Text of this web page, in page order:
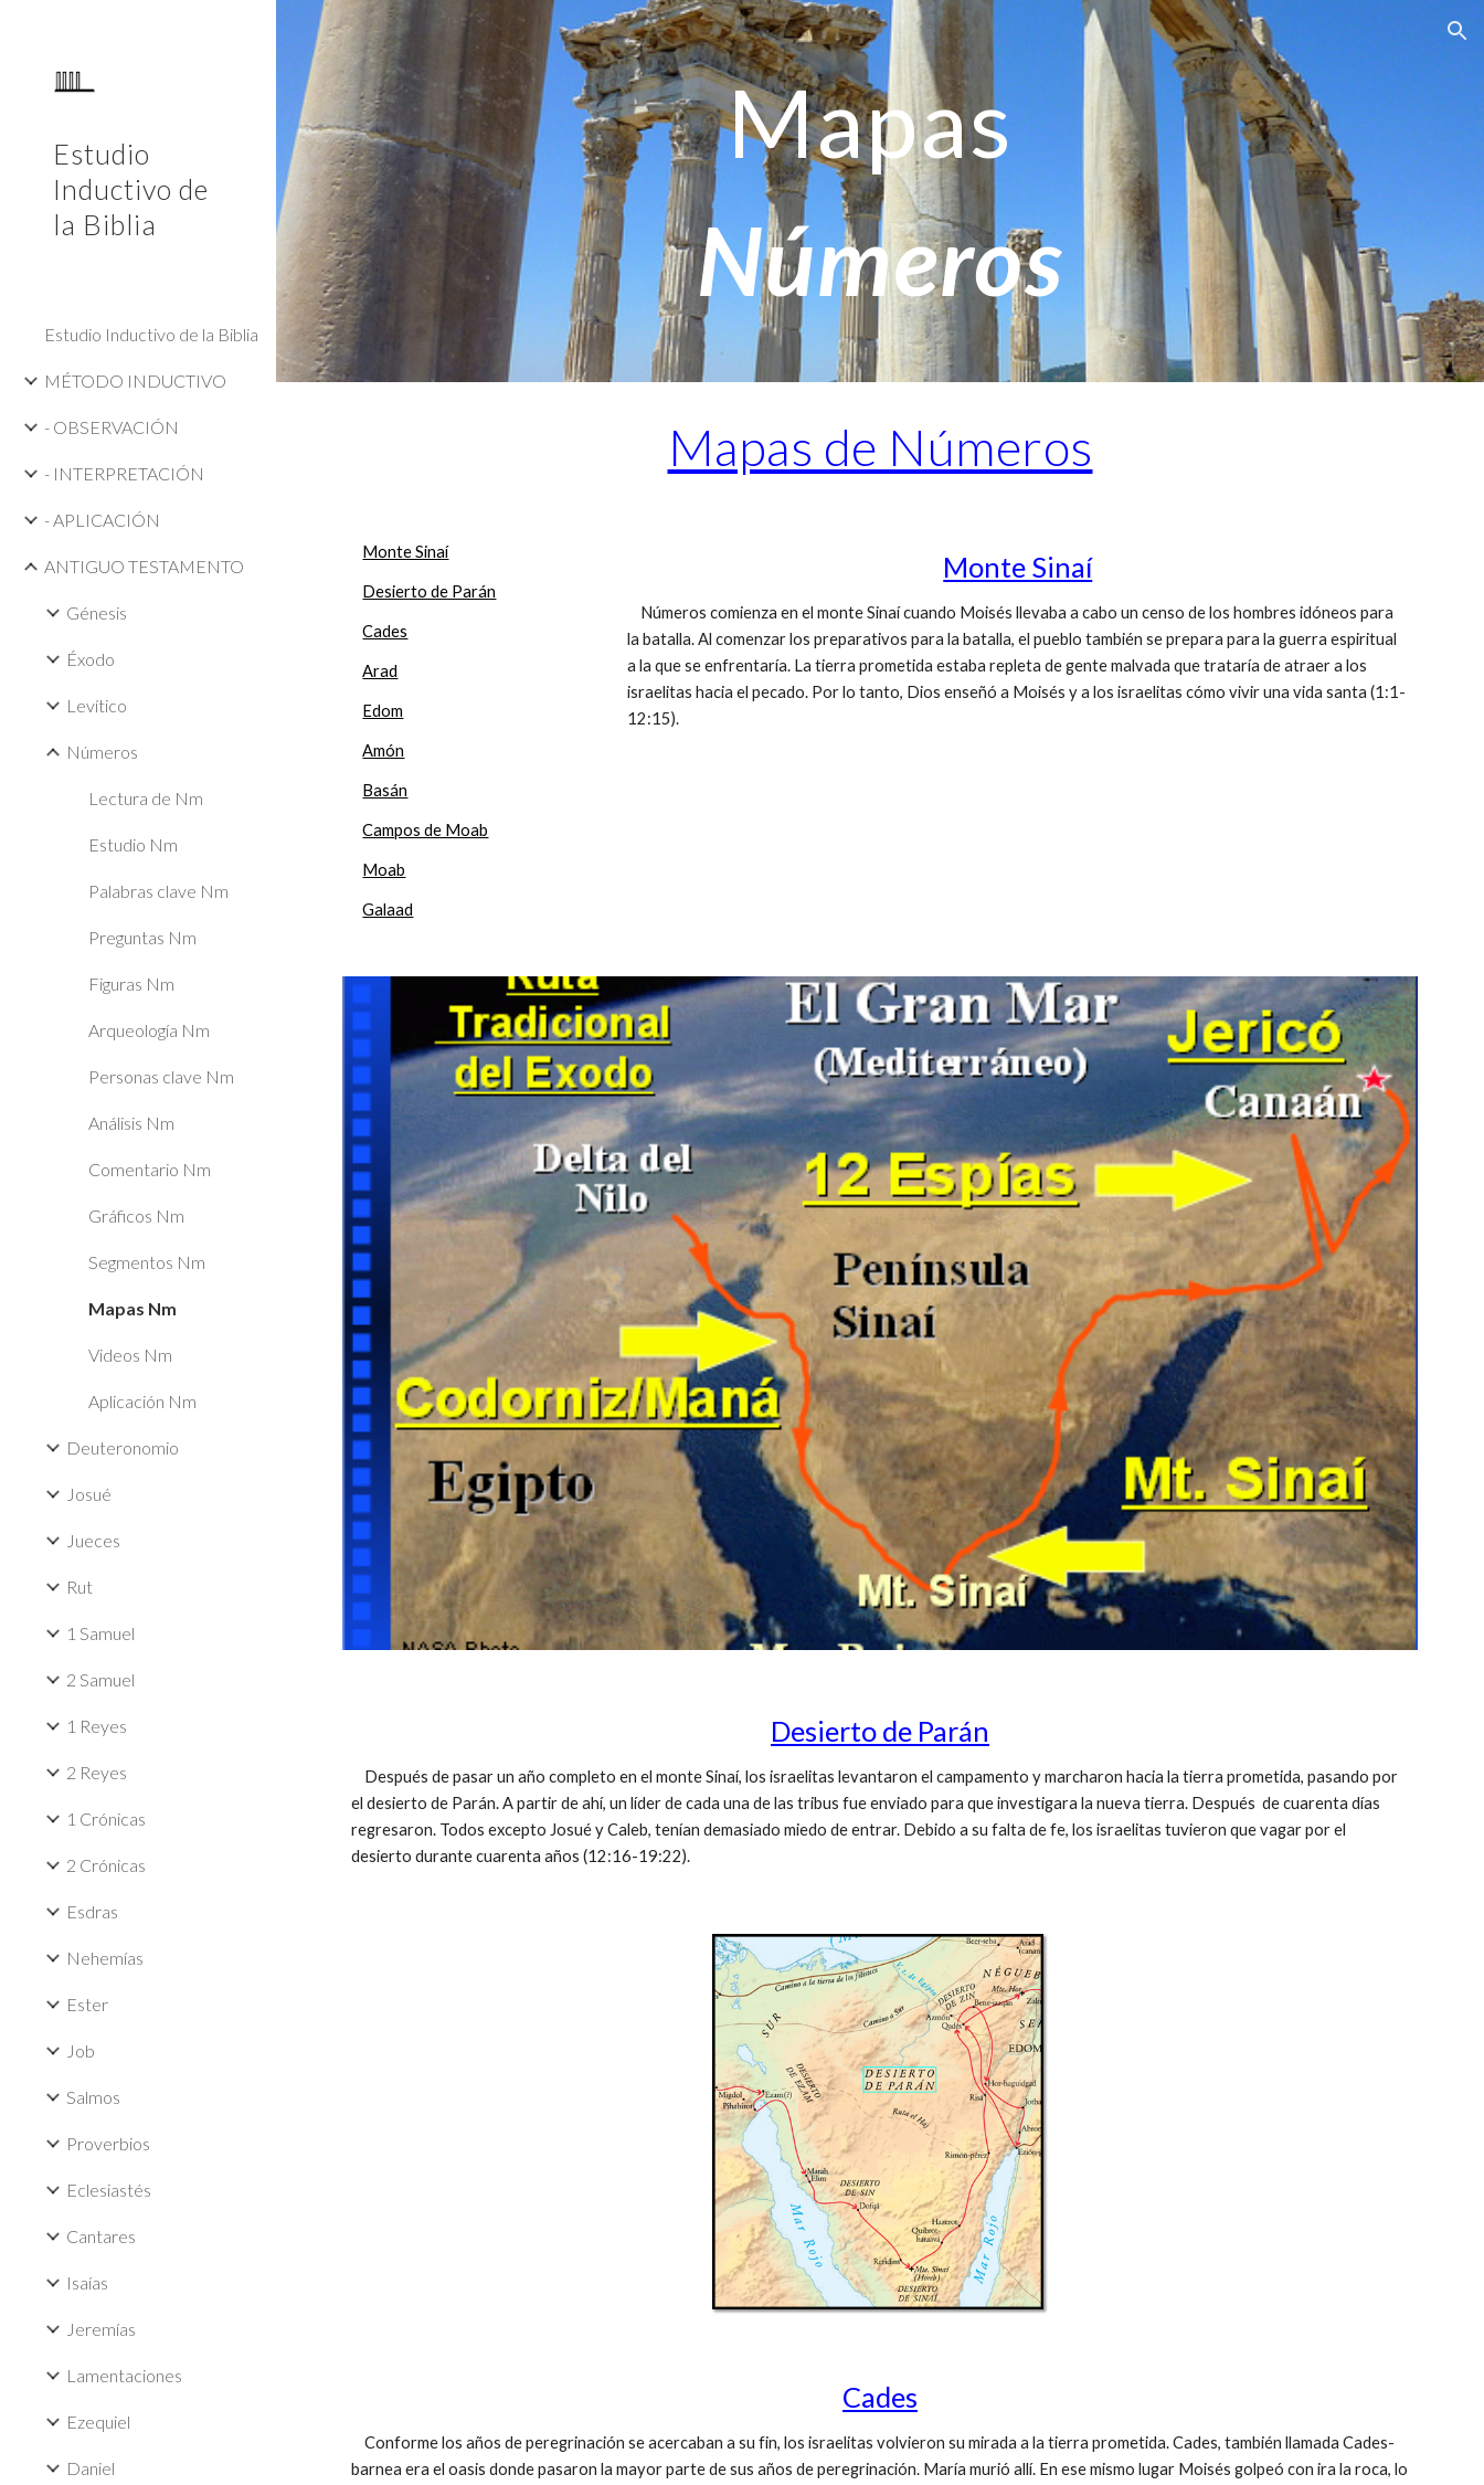
Skip to main content Skip to navigation
Estudio
Inductivo de
la Biblia
Estudio Inductivo de la Biblia
MÉTODO INDUCTIVO
- OBSERVACIÓN
- INTERPRETACIÓN
- APLICACIÓN
ANTIGUO TESTAMENTO
Génesis
Éxodo
Levítico
Números
Lectura de Nm
Estudio Nm
Palabras clave Nm
Preguntas Nm
Figuras Nm
Arqueología Nm
Personas clave Nm
Análisis Nm
Comentario Nm
Gráficos Nm
Segmentos Nm
Mapas Nm
Videos Nm
Aplicación Nm
Deuteronomio
Josué
Jueces
Rut
1 Samuel
2 Samuel
1 Reyes
2 Reyes
1 Crónicas
2 Crónicas
Esdras
Nehemías
Ester
Job
Salmos
Proverbios
Eclesiastés
Cantares
Isaías
Jeremías
Lamentaciones
Ezequiel
Daniel
Mapas
Números
Mapas de Números
Monte Sinaí
Desierto de Parán
Cades
Arad
Edom
Amón
Basán
Campos de Moab
Moab
Galaad
Monte Sinaí
Números comienza en el monte Sinaí cuando Moisés llevaba a cabo un censo de los hombres idóneos para
la batalla. Al comenzar los preparativos para la batalla, el pueblo también se prepara para la guerra espiritual
a la que se enfrentaría. La tierra prometida estaba repleta de gente malvada que trataría de atraer a los
israelitas hacia el pecado. Por lo tanto, Dios enseñó a Moisés y a los israelitas cómo vivir una vida santa (1:1-
12:15).
Desierto de Parán
Después de pasar un año completo en el monte Sinaí, los israelitas levantaron el campamento y marcharon hacia la tierra prometida, pasando por
el desierto de Parán. A partir de ahí, un líder de cada una de las tribus fue enviado para que investigara la nueva tierra. Después de cuarenta días
regresaron. Todos excepto Josué y Caleb, tenían demasiado miedo de entrar. Debido a su falta de fe, los israelitas tuvieron que vagar por el
desierto durante cuarenta años (12:16-19:22).
Cades
Conforme los años de peregrinación se acercaban a su fin, los israelitas volvieron su mirada a la tierra prometida. Cades, también llamada Cades-
barnea era el oasis donde pasaron la mayor parte de sus años de peregrinación. María murió allí. En ese mismo lugar Moisés golpeó con ira la roca, lo